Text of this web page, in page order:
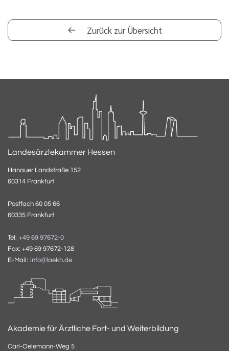
Zurück zur Übersicht
Landesärztekammer Hessen
Hanauer Landstraße 152
60314 Frankfurt
Postfach 60 05 66
60335 Frankfurt
Tel: +49 69 97672-0
Fax: +49 69 97672-128
E-Mail: info@laekh.de
Akademie für Ärztliche Fort- und Weiterbildung
Carl-Oelemann-Weg 5